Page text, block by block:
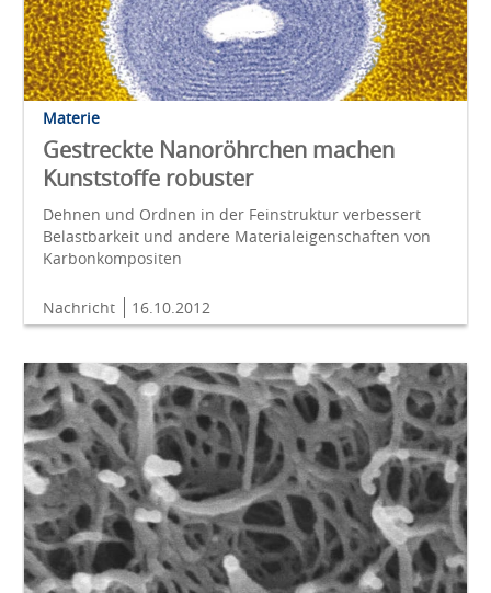
Materie
Gestreckte Nanoröhrchen machen
Kunststoffe robuster
Dehnen und Ordnen in der Feinstruktur verbessert
Belastbarkeit und andere Materialeigenschaften von
Karbonkompositen
Nachricht 16.10.2012